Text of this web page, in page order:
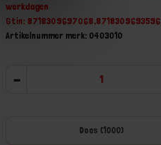
werkdagen
Gtin: 8718309697068,8718309693596
Artikelnummer merk: 0403010
-
Doos (1000)